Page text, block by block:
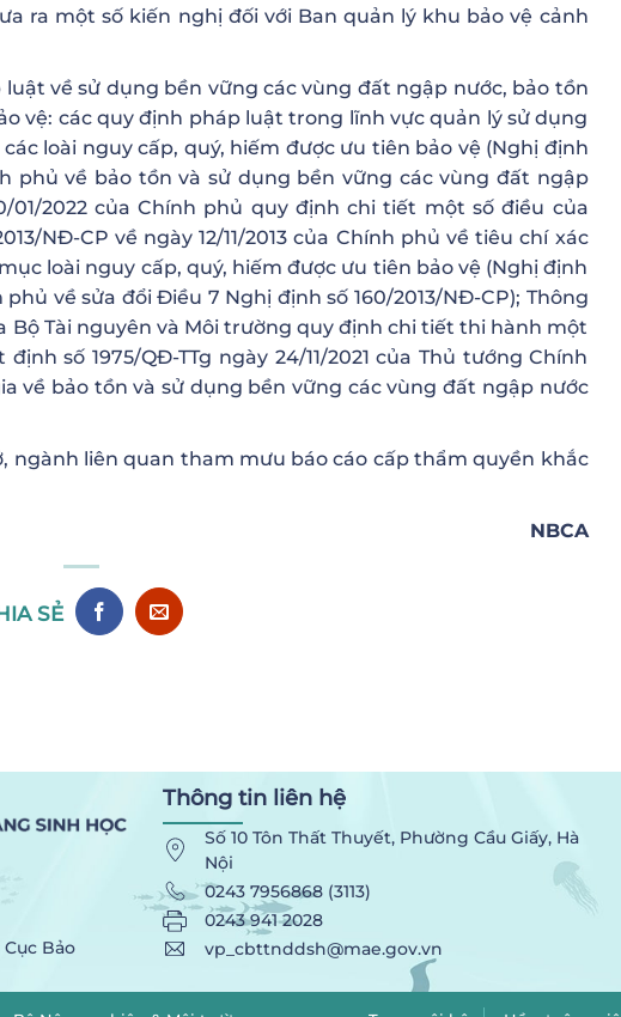
ra một số kiến nghị đối với Ban quản lý khu bảo vệ cảnh
về sử dụng bền vững các vùng đất ngập nước, bảo tồn
vệ: các quy định pháp luật trong lĩnh vực quản lý sử dụng
loài nguy cấp, quý, hiếm được ưu tiên bảo vệ (Nghị định
phủ về bảo tồn và sử dụng bền vững các vùng đất ngập
01/2022 của Chính phủ quy định chi tiết một số điều của
NĐ-CP về ngày 12/11/2013 của Chính phủ về tiêu chí xác
loài nguy cấp, quý, hiếm được ưu tiên bảo vệ (Nghị định
về sửa đổi Điều 7 Nghị định số 160/2013/NĐ-CP); Thông
Bộ Tài nguyên và Môi trường quy định chi tiết thi hành một
số 1975/QĐ-TTg ngày 24/11/2021 của Thủ tướng Chính
về bảo tồn và sử dụng bền vững các vùng đất ngập nước
ngành liên quan tham mưu báo cáo cấp thẩm quyền khắc
NBCA
SẺ
Bảo
Thông tin liên hệ
Số 10 Tôn Thất Thuyết, Phường Cầu Giấy, Hà
Nội
0243 7956868 (3113)
0243 941 2028
vp_cbttnddsh@mae.gov.vn